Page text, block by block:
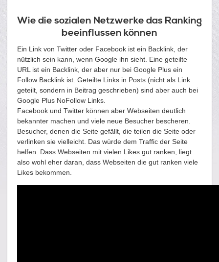
Wie die sozialen Netzwerke das Ranking
beeinflussen können
Ein Link von Twitter oder Facebook ist ein Backlink, der
nützlich sein kann, wenn Google ihn sieht. Eine geteilte
URL ist ein Backlink, der aber nur bei Google Plus ein
Follow Backlink ist. Geteilte Links in Posts (nicht als Link
geteilt, sondern in Beitrag geschrieben) sind aber auch bei
Google Plus NoFollow Links.
Facebook und Twitter können aber Webseiten deutlich
bekannter machen und viele neue Besucher bescheren.
Besucher, denen die Seite gefällt, die teilen die Seite oder
verlinken sie vielleicht. Das würde dem Traffic der Seite
helfen. Dass Webseiten mit vielen Likes gut ranken, liegt
also wohl eher daran, dass Webseiten die gut ranken viele
Likes bekommen.